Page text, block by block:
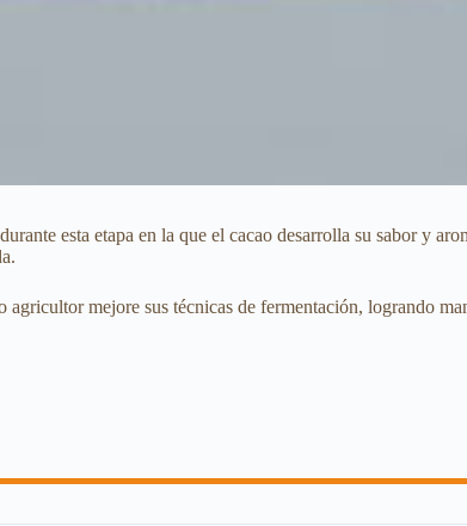
esta etapa en la que el cacao desarrolla su sabor y
agricultor mejore sus técnicas de fermentación, logrando